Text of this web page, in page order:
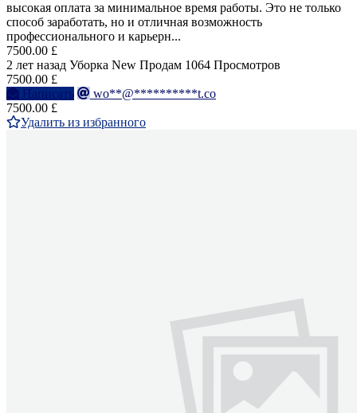
высокая оплата за минимальное время работы. Это не только
способ заработать, но и отличная возможность
профессионального и карьерн...
7500.00 £
2 лет назад Уборка New Продам 1064 Просмотров
7500.00 £
Написать
wo**@**********t.co
7500.00 £
Удалить из избранного